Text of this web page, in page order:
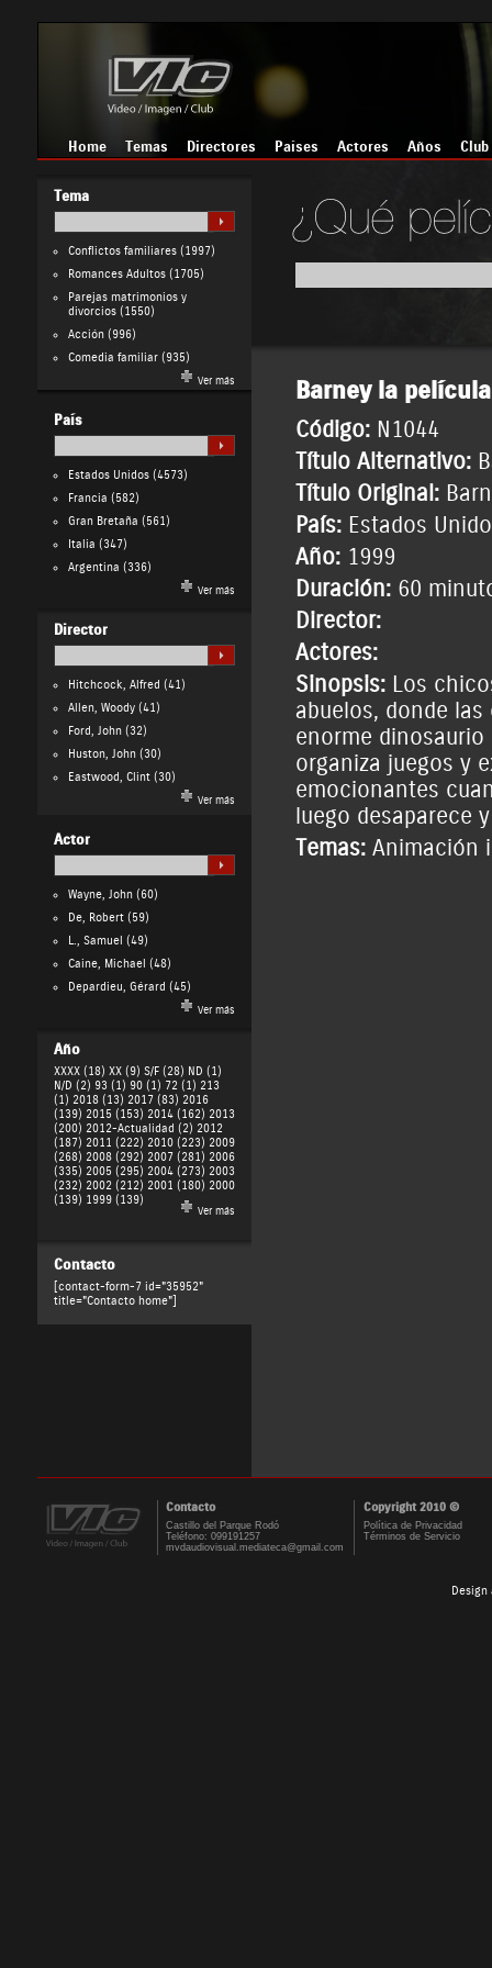
Home Temas Directores Países Actores Años Club
Tema
Conflictos familiares(1997)
Romances Adultos(1705)
Parejas matrimonios y
divorcios(1550)
Acción(996)
Comedia familiar(935)
Ver más
País
Estados Unidos(4573)
Francia (582)
Gran Bretaña (561)
Italia (347)
Argentina (336)
Ver más
Director
Hitchcock, Alfred (41)
Allen, Woody(41)
Ford, John(32)
Huston, John(30)
Eastwood, Clint(30)
Ver más
Actor
Wayne, John(60)
De, Robert(59)
L., Samuel (49)
Caine, Michael (48)
Depardieu, Gérard (45)
Ver más
Año
XXXX (18) XX (9) S/F (28) ND (1)
N/D (2) 93 (1) 90 (1) 72 (1) 213
(1) 2018 (13) 2017 (83) 2016
(139) 2015 (153) 2014 (162) 2013
(200) 2012-Actualidad (2) 2012
(187) 2011 (222) 2010 (223) 2009
(268) 2008 (292) 2007 (281) 2006
(335) 2005 (295) 2004 (273) 2003
(232) 2002 (212) 2001 (180) 2000
(139) 1999 (139)
Ver más
Contacto
[contact-form-7 id="35952"
title="Contacto home"]
Barney la película
Código: N1044
Título Alternativo:
Título Original:
País: Estados
Año: 1999
Duración: 60
Director:
Actores:
Sinopsis:Los
abuelos, donde
enorme
organiza juegos y
emocionantes
luego desaparece
Temas: Animación
Contacto Copyright 2010 ©
Castillo del Parque Rodó
Teléfono: 099191257
mvdaudiovisual.mediateca@gmail.com
Política de Privacidad
Términos de Servicio